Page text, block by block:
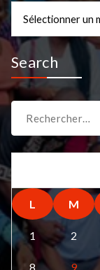
Search
pour :
L M
1 2
8 9